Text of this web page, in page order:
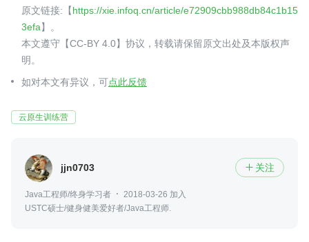
原文链接:【https://xie.infoq.cn/article/e72909cbb988db84c1b15
3efa】。
本文遵守【CC-BY 4.0】协议，转载请保留原文出处及本版权声
明。
如对本文有异议，可点此反馈
云原生训练营
jjn0703  关注
Java工程师/终身学习者
2018-03-26 加入
USTC硕士/健身健美爱好者/Java工程师.